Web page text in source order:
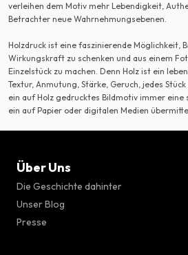
verleihen dem Motiv mehr Lebendigkeit,
Betrachter neue Wahrnehmungsebenen.
Holzdruck ist eine faszinierende Möglichkeit,
Wirkungskraft zu schenken und aus einem
Einzelstück zu machen. Denn Holz ist ein
Textur, Anmutung, Stärke, Geruch, jedes
ein auf Holz gedrucktes Bildmotiv immer
ein auf Papier oder digitalen Medien
Über Uns
Die Geschichte dahinter
Unser Blog
Presse